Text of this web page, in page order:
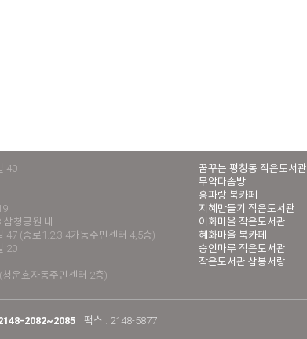
40
청공원 내
47 (종로1.2.3.4가동주민센터 4,5층)
20
운효자동주민센터 2층)
꿈꾸는 평창동 작은도서관
무악다솜방
홍파랑 북카페
지혜만들기 작은도서관
이화마을 작은도서관
혜화마을 북카페
숭인마루 작은도서관
작은도서관 삼봉서랑
2082~2085 팩스 : 2148-5877